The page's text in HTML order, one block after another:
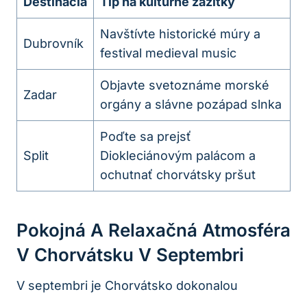
Dubrovník
Navštívte historické múry a
festival medieval music
Zadar
Objavte svetoznáme morské
orgány a slávne pozápad slnka
Split
Poďte sa prejsť
Diokleciánovým palácom a
ochutnať chorvátsky pršut
Pokojná A Relaxačná Atmosféra
V Chorvátsku V Septembri
V septembri je Chorvátsko dokonalou